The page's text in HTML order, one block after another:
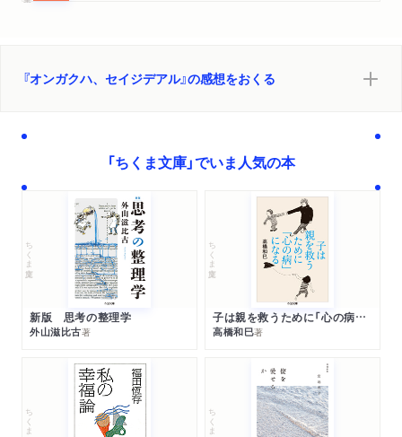
『オンガクハ、セイジデアル』の感想をおくる
「ちくま文庫」でいま人気の本
ちくま文庫
新版 思考の整理学
外山滋比古著
ちくま文庫
子は親を救うために「心の病」になる
高橋和巳著
ちくま文庫 ちくま文庫